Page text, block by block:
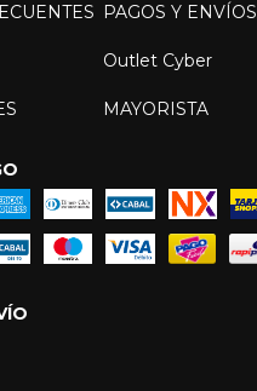
PAGOS Y ENVÍOS
Outlet Cyber
MAYORISTA